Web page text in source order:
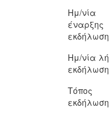
Ημ/νία
έναρξης
Ημ/νία
Τόπος